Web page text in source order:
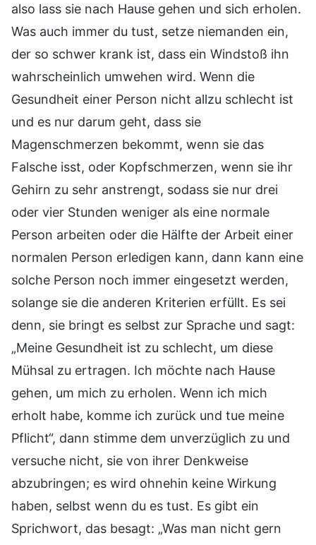
also lass sie nach Hause gehen und sich erholen.
Was auch immer du tust, setze niemanden ein,
der so schwer krank ist, dass ein Windstoß ihn
wahrscheinlich umwehen wird. Wenn die
Gesundheit einer Person nicht allzu schlecht ist
und es nur darum geht, dass sie
Magenschmerzen bekommt, wenn sie das
Falsche isst, oder Kopfschmerzen, wenn sie ihr
Gehirn zu sehr anstrengt, sodass sie nur drei
oder vier Stunden weniger als eine normale
Person arbeiten oder die Hälfte der Arbeit einer
normalen Person erledigen kann, dann kann eine
solche Person noch immer eingesetzt werden,
solange sie die anderen Kriterien erfüllt. Es sei
denn, sie bringt es selbst zur Sprache und sagt:
„Meine Gesundheit ist zu schlecht, um diese
Mühsal zu ertragen. Ich möchte nach Hause
gehen, um mich zu erholen. Wenn ich mich
erholt habe, komme ich zurück und tue meine
Pflicht“, dann stimme dem unverzüglich zu und
versuche nicht, sie von ihrer Denkweise
abzubringen; es wird ohnehin keine Wirkung
haben, selbst wenn du es tust. Es gibt ein
Sprichwort, das besagt: „Was man nicht gern